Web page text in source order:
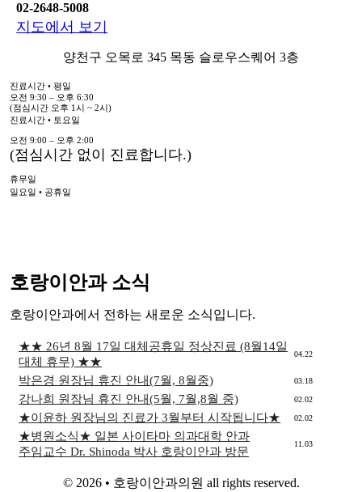
02-2648-5008
지도에서 보기
양천구 오목로 345 목동 슬로우스퀘어 3층
진료시간 • 평일
오전 9:30 – 오후 6:30
(점심시간 오후 1시 ~ 2시)
진료시간 • 토요일
오전 9:00 – 오후 2:00
(점심시간 없이 진료합니다.)
휴무일
일요일 • 공휴일
호랑이안과 소식
호랑이안과에서 전하는 새로운 소식입니다.
★★ 26년 8월 17일 대체공휴일 정상진료 (8월14일
대체 휴무) ★★
04.22
박은경 원장님 휴진 안내(7월, 8월중) 03.18
강나희 원장님 휴진 안내(5월, 7월,8월 중) 02.02
★이윤하 원장님의 진료가 3월부터 시작됩니다★ 02.02
★병원소식★ 일본 사이타마 의과대학 안과
주임교수 Dr. Shinoda 박사 호랑이안과 방문
11.03
© 2026 • 호랑이안과의원 all rights reserved.